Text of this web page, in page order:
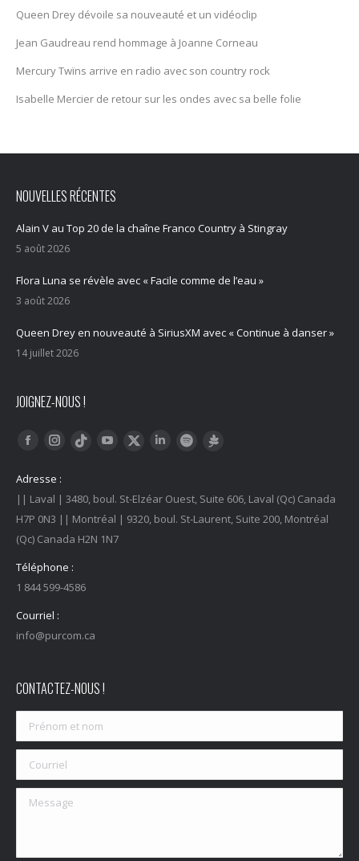
Queen Drey dévoile sa nouveauté et un vidéoclip
Jean Gaudreau rend hommage à Joanne Corneau
Mercury Twïns arrive en radio avec son country rock
Isabelle Mercier de retour sur les ondes avec sa belle folie
NOUVELLES RÉCENTES
Alain V au Top 20 de la chaîne Franco Country à Stingray
5 août 2026
Flora Luna se révèle avec « Facile comme de l’eau »
3 août 2026
Queen Drey en nouveauté à SiriusXM avec « Continue à danser »
14 juillet 2026
JOIGNEZ-NOUS !
Trouvez nous sur :
FacebookInstagram
Tiktok YouTubeTwitter LinkedInSpotify
Adresse :
|| Laval | 3480, boul. St-Elzéar Ouest, Suite 606, Laval (Qc) Canada
H7P 0N3 || Montréal | 9320, boul. St-Laurent, Suite 200, Montréal
(Qc) Canada H2N 1N7
Téléphone :
1 844 599-4586
Courriel :
info@purcom.ca
CONTACTEZ-NOUS !